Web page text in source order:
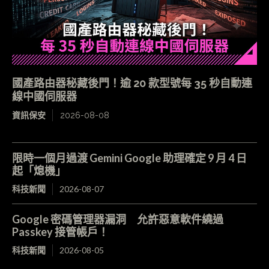
國產路由器秘藏後門！逾 20 款型號每 35 秒自動連
線中國伺服器
資訊保安 2026-08-08
限時一個月過渡 Gemini Google 助理確定 9 月 4 日
起「熄機」
科技新聞 2026-08-07
Google 密碼管理器漏洞 允許惡意軟件繞過
Passkey 接管帳戶！
科技新聞 2026-08-05